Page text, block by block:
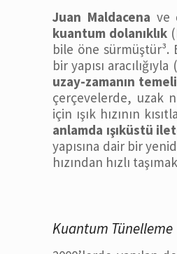
Juan Maldacena ve
kuantum dolanıklık
bile öne sürmüştür​³.
bir yapısı
uzay-zamanın
çerçevelerde, uzak
için ışık hızının
anlamda ışıküstü
yapısına dair bir
hızından hızlı
Kuantum Tünelleme